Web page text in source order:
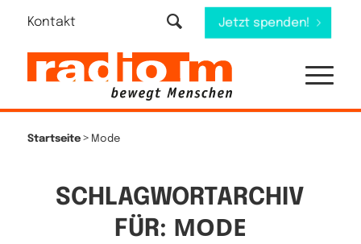
Kontakt Jetzt spenden!
Startseite> Mode
SCHLAGWORTARCHIV
FÜR: MODE